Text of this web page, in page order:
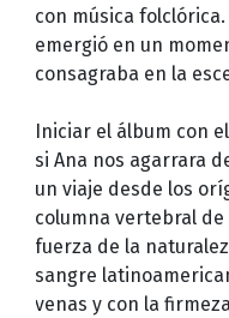
con música
emergió en un
consagraba en la
Iniciar el álbum con
si Ana nos agarrara
un viaje desde los
columna vertebral
fuerza de la
sangre
venas y con la